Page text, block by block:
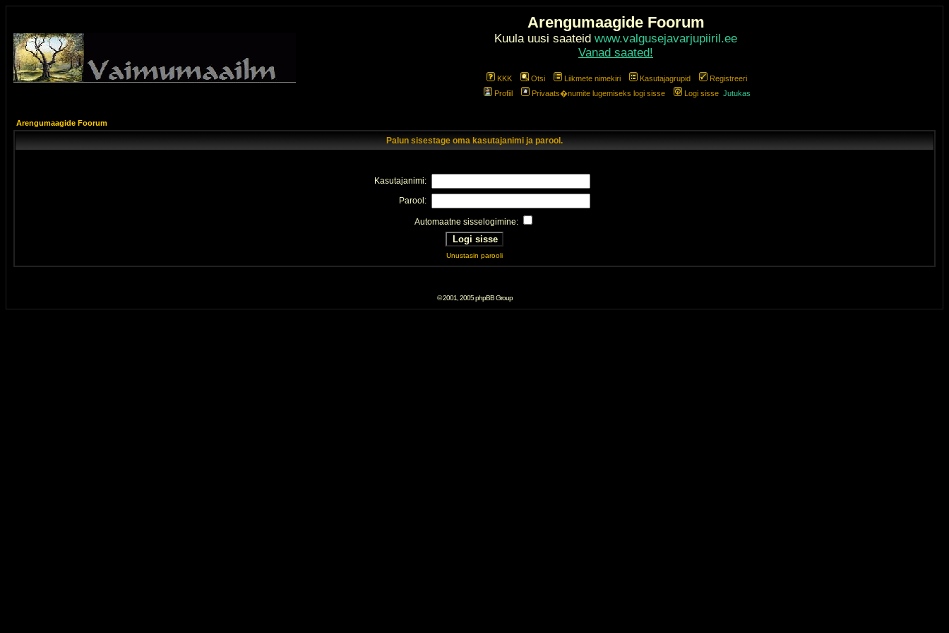
Arengumaagide Foorum
Kuula uusi saateid www.valgusejavarjupiiril.ee
Vanad saated!
KKK Otsi Liikmete nimekiri Kasutajagrupid
Registreeri
Profiil
Privaats�numite lugemiseks logi sisse Logi sisse Jutukas
Arengumaagide Foorum
Palun sisestage oma kasutajanimi ja parool.
Kasutajanimi:
Parool:
Automaatne sisselogimine:
Unustasin parooli
© 2001, 2005 phpBB Group